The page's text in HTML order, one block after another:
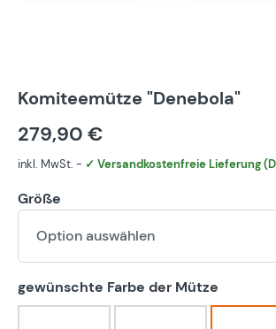
Komiteemütze "Denebola"
279,90 €
inkl. MwSt. - ✓ Versandkostenfreie Lieferung
Größe
Option auswählen
gewünschte Farbe der Mütze